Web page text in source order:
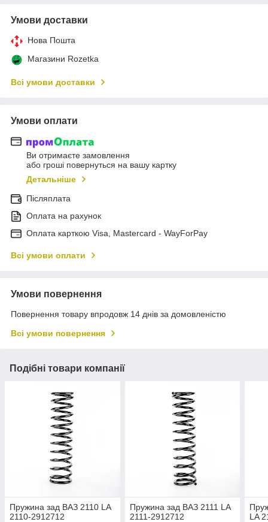
Умови доставки
Нова Пошта
Магазини Rozetka
Всі умови доставки
Умови оплати
Ви отримаєте замовлення
або гроші повернуться на вашу картку
Детальніше
Післяплата
Оплата на рахунок
Оплата карткою Visa, Mastercard - WayForPay
Всі умови оплати
Умови повернення
Повернення товару впродовж 14 днів за домовленістю
Всі умови повернення
Подібні товари компанії
Пружина зад ВАЗ 2110 LA
2110-2912712
Пружина зад ВАЗ 2111 LA
2111-2912712
LA